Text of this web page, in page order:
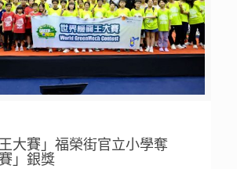
大賽」福榮街官立小學奪
」銀獎